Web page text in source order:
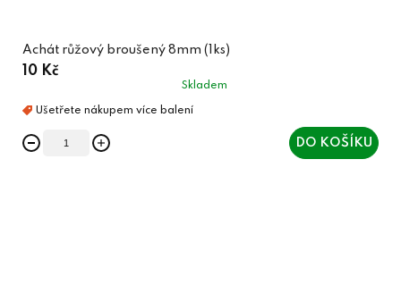
Achát růžový broušený 8mm (1ks)
10 Kč
Skladem
DO KOŠÍKU